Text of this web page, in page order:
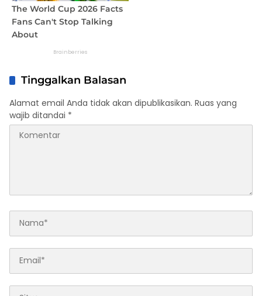
Tinggalkan Balasan
Alamat email Anda tidak akan dipublikasikan. Ruas yang
wajib ditandai *